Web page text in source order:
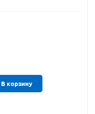
В корзину